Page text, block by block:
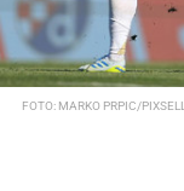
FOTO: MARKO PRPIC/PIXSELL